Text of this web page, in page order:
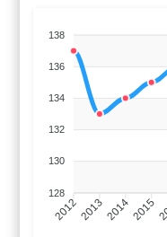
138
136
134
132
130
128
2012201320142015